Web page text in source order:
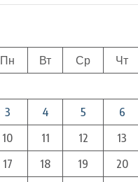
Пн Вт Ср Чт
3
4 5 6
10
11 12 13
17
18 19 20